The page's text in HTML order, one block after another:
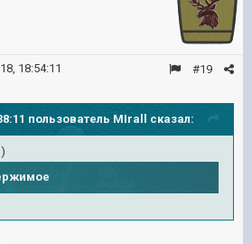
#19
18:54:11
пользователь MIrall сказал: